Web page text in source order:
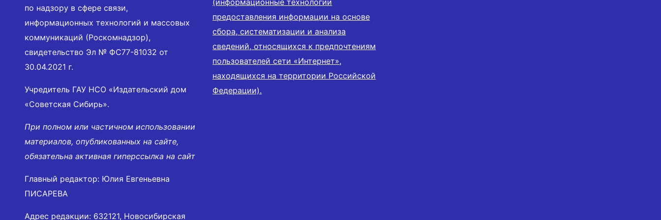
по надзору в сфере связи,
информационных технологий и массовых
коммуникаций (Роскомнадзор),
свидетельство Эл № ФС77-81032 от
30.04.2021 г.
Учредитель ГАУ НСО «Издательский дом
«Советская Сибирь».
При полном или частичном использовании
материалов, опубликованных на сайте,
обязательна активная гиперссылка на сайт
Главный редактор: Юлия Евгеньевна
ПИСАРЕВА
Адрес редакции: 632121, Новосибирская
(информационные технологии
предоставления информации на основе
сбора, систематизации и анализа
сведений, относящихся к предпочтениям
пользователей сети «Интернет»,
находящихся на территории Российской
Федерации).